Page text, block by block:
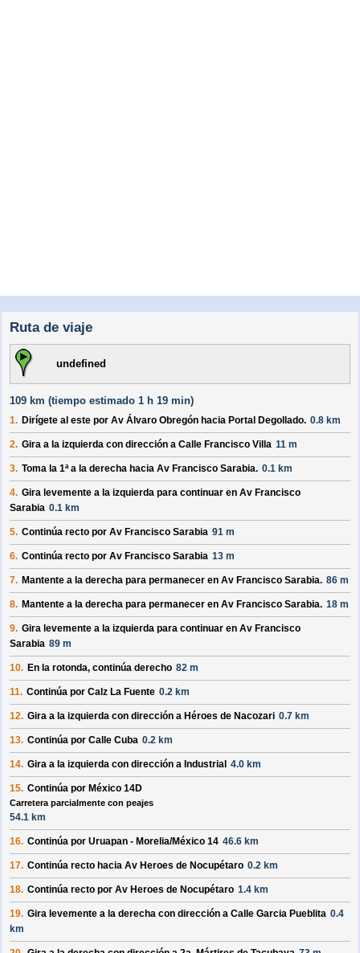
Ruta de viaje
undefined
109 km (tiempo estimado 1 h 19 min)
1. Dirígete al este por Av Álvaro Obregón hacia Portal Degollado. 0.8 km
2. Gira a la izquierda con dirección a Calle Francisco Villa 11 m
3. Toma la 1ª a la derecha hacia Av Francisco Sarabia. 0.1 km
4. Gira levemente a la izquierda para continuar en Av Francisco
Sarabia 0.1 km
5. Continúa recto por Av Francisco Sarabia 91 m
6. Continúa recto por Av Francisco Sarabia 13 m
7. Mantente a la derecha para permanecer en Av Francisco Sarabia. 86 m
8. Mantente a la derecha para permanecer en Av Francisco Sarabia. 18 m
9. Gira levemente a la izquierda para continuar en Av Francisco
Sarabia 89 m
10. En la rotonda, continúa derecho 82 m
11. Continúa por Calz La Fuente 0.2 km
12. Gira a la izquierda con dirección a Héroes de Nacozari 0.7 km
13. Continúa por Calle Cuba 0.2 km
14. Gira a la izquierda con dirección a Industrial 4.0 km
15. Continúa por México 14D
Carretera parcialmente con peajes
54.1 km
16. Continúa por Uruapan - Morelia/México 14 46.6 km
17. Continúa recto hacia Av Heroes de Nocupétaro 0.2 km
18. Continúa recto por Av Heroes de Nocupétaro 1.4 km
19. Gira levemente a la derecha con dirección a Calle Garcia Pueblita 0.4
km